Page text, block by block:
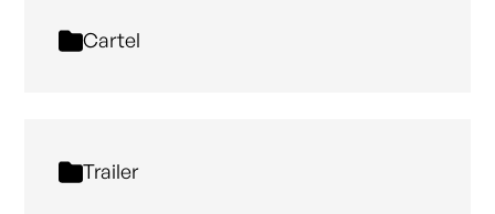
Cartel
Trailer